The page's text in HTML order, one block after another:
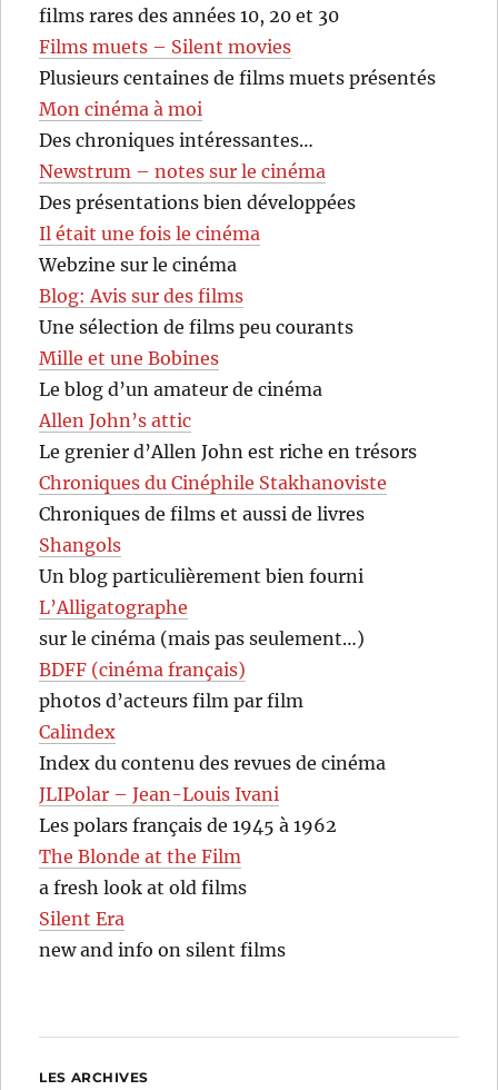
films rares des années 10, 20 et 30
Films muets – Silent movies
Plusieurs centaines de films muets présentés
Mon cinéma à moi
Des chroniques intéressantes…
Newstrum – notes sur le cinéma
Des présentations bien développées
Il était une fois le cinéma
Webzine sur le cinéma
Blog: Avis sur des films
Une sélection de films peu courants
Mille et une Bobines
Le blog d’un amateur de cinéma
Allen John’s attic
Le grenier d’Allen John est riche en trésors
Chroniques du Cinéphile Stakhanoviste
Chroniques de films et aussi de livres
Shangols
Un blog particulièrement bien fourni
L’Alligatographe
sur le cinéma (mais pas seulement…)
BDFF (cinéma français)
photos d’acteurs film par film
Calindex
Index du contenu des revues de cinéma
JLIPolar – Jean-Louis Ivani
Les polars français de 1945 à 1962
The Blonde at the Film
a fresh look at old films
Silent Era
new and info on silent films
LES ARCHIVES